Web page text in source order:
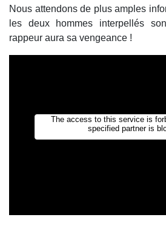
Nous attendons de plus amples
les deux hommes interpellés
rappeur aura sa vengeance !